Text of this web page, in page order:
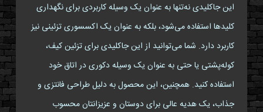
این جاکلیدی نه‌تنها به عنوان یک وسیله کاربردی برای نگهداری
کلیدها استفاده می‌شود، بلکه به عنوان یک اکسسوری تزئینی نیز
کاربرد دارد. شما می‌توانید از این جاکلیدی برای تزئین کیف،
کوله‌پشتی یا حتی به عنوان یک وسیله دکوری در اتاق خود
استفاده کنید. همچنین، این محصول به دلیل طراحی فانتزی و
جذاب، یک هدیه عالی برای دوستان و عزیزانتان محسوب